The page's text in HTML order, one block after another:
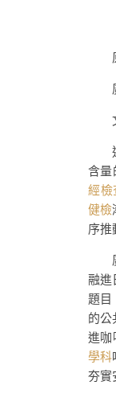
含
經檢
健檢
序推
融進
題目
的公
進咖
學科
夯實